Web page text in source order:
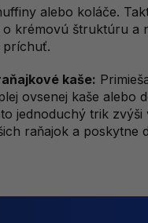
alebo koláče.
o krémovú štruktúru a
príchuť.
kaše:
ovsenej kaše alebo
jednoduchý trik zvýši
raňajok a poskytne